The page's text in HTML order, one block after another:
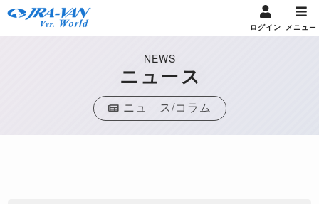
ログイン メニュー
NEWS
ニュース
ニュース/コラム